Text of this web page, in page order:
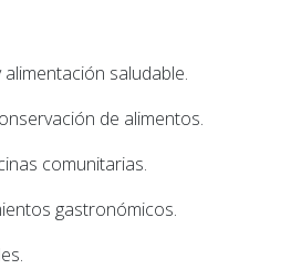
saludable.
de alimentos.
comunitarias.
gastronómicos.